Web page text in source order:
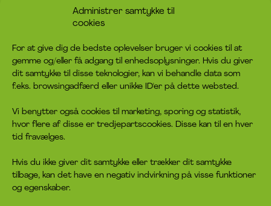
Administrer samtykke til
cookies
For at give dig de bedste oplevelser bruger vi cookies til at
gemme og/eller få adgang til enhedsoplysninger. Hvis du giver
dit samtykke til disse teknologier, kan vi behandle data som
f.eks. browsingadfærd eller unikke ID'er på dette websted.
Vi benytter også cookies til marketing, sporing og statistik,
hvor flere af disse er tredjepartscookies. Disse kan til en hver
tid fravælges.
Hvis du ikke giver dit samtykke eller trækker dit samtykke
tilbage, kan det have en negativ indvirkning på visse funktioner
og egenskaber.
under Det Sociale Netværk
CVR-nummer: 31920124
Om headspace
Hvad er headspace?
Rådgivningen
Job
Cookiepolitik
Kontakt
Kontakt os
Bliv frivillig
Bliv medlem